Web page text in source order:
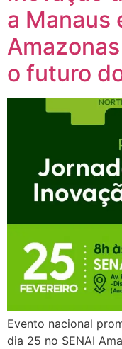
a Manaus
o futuro
Evento nacional
dia 25 no SENAI